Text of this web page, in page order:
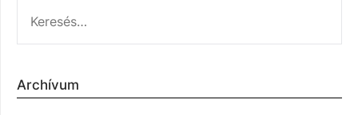
Archívum